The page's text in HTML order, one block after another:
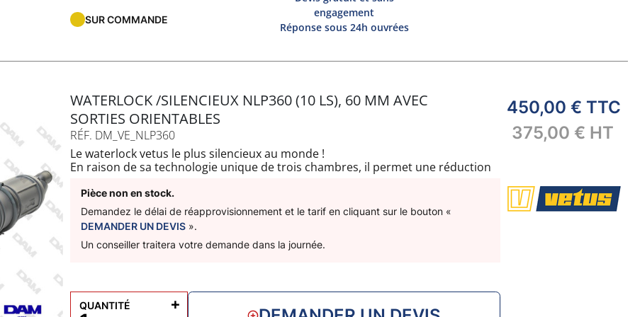
SUR COMMANDE
engagement
Réponse sous 24h ouvrées
WATERLOCK /SILENCIEUX NLP360 (10 LS), 60 MM AVEC
SORTIES ORIENTABLES
RÉF. DM_VE_NLP360
Le waterlock vetus le plus silencieux au monde !
En raison de sa technologie unique de trois chambres, il permet une réduction
chambres rotatives et ses raccords de tuyaux assurent une installation simple
et rapide même dans les espaces les plus restreints.
Livré avec 2 sangles de fixation
Capacité : 5L
A : 1050mm
D: 60mm
Pièce non en stock.
Demandez le délai de réapprovisionnement et le tarif en cliquant sur le bouton «
DEMANDER UN DEVIS ».
Un conseiller traitera votre demande dans la journée.
450,00 € TTC
375,00 € HT
QUANTITÉ +